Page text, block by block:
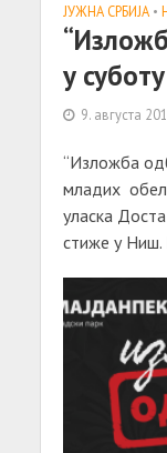
ЈУЖНА СРБИЈА •
у
9. августа
“Изложба
младих
уласка
стиже у